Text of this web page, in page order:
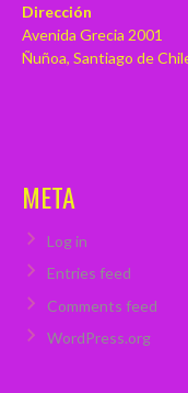
Dirección
Avenida Grecia 2001
Ñuñoa, Santiago de
META
Log in
Entries feed
Comments feed
WordPress.org